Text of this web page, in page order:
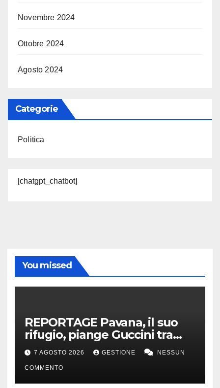
Novembre 2024
Ottobre 2024
Agosto 2024
Categorie
Politica
[chatgpt_chatbot]
You missed
REPORTAGE Pavana, il suo
rifugio, piange Guccini tra
silenzio, lacrime e fiori
7 AGOSTO 2026 GESTIONE NESSUN
COMMENTO